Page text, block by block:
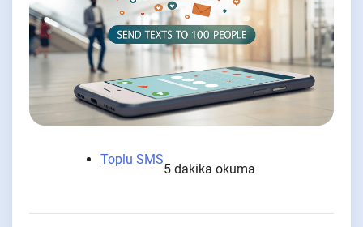
Toplu SMS
5 dakika okuma